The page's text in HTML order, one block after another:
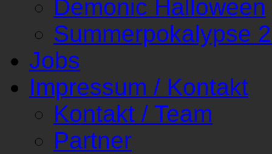
Demonic Halloween
Summerpokalypse
Jobs
Impressum / Kontakt
Kontakt / Team
Partner